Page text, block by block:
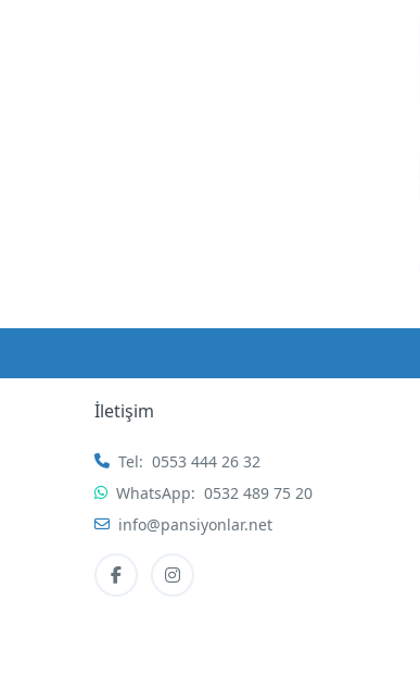
İletişim
Tel: 0553 444 26 32
WhatsApp: 0532 489 75 20
info@pansiyonlar.net